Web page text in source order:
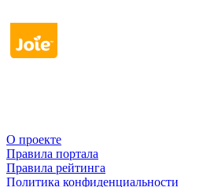
О проекте
Правила портала
Правила рейтинга
Политика конфиденциальности